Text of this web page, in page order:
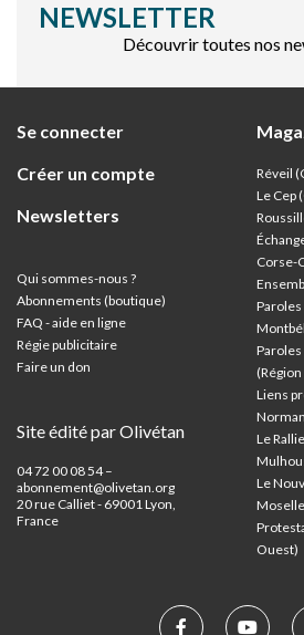
NEWSLETTER
Découvrir toutes nos
Se connecter
Créer un compte
Newsletters
Qui sommes-nous ?
Abonnements (boutique)
FAQ - aide en ligne
Régie publicitaire
Faire un don
Site édité par Olivétan
04 72 00 08 54 –
abonnement@olivetan.org
20 rue Calliet - 69001 Lyon,
France
Réveil
Le Cep
Corse-
Liens
Le
Le
Ouest)